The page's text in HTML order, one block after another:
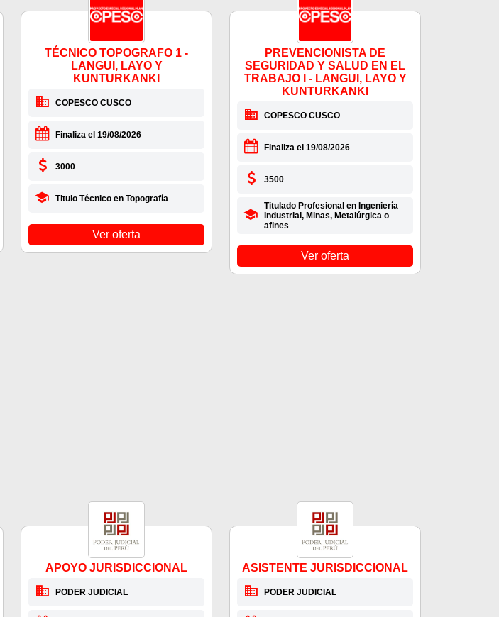
TÉCNICO TOPOGRAFO 1 -
LANGUI, LAYO Y
KUNTURKANKI
COPESCO CUSCO
Finaliza el 19/08/2026
3000
Titulo Técnico en Topografía
Ver oferta
PREVENCIONISTA DE
SEGURIDAD Y SALUD EN EL
TRABAJO I - LANGUI, LAYO Y
KUNTURKANKI
COPESCO CUSCO
Finaliza el 19/08/2026
3500
Titulado Profesional en Ingeniería
Industrial, Minas, Metalúrgica o
afines
Ver oferta
APOYO JURISDICCIONAL
PODER JUDICIAL
ASISTENTE JURISDICCIONAL
PODER JUDICIAL